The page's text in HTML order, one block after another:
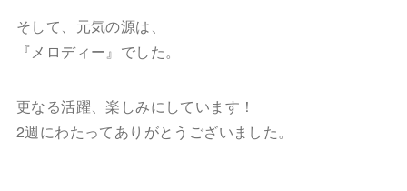
そして、元気の源は、
『メロディー』でした。
更なる活躍、楽しみにしています！
2週にわたってありがとうございました。